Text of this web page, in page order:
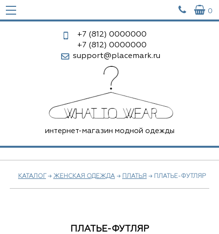
  0
+7 (812) 0000000
+7 (812) 0000000
support@placemark.ru
интернет-магазин модной одежды
КАТАЛОГ → ЖЕНСКАЯ ОДЕЖДА → ПЛАТЬЯ → ПЛАТЬЕ-ФУТЛЯР
ПЛАТЬЕ-ФУТЛЯР